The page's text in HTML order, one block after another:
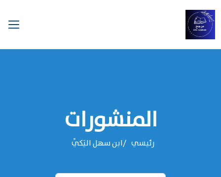
المنشورات
رئيسي ‌‌ابن سهل اليَكِّي